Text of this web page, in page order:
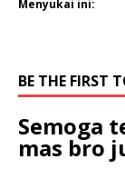
Menyukai ini:
BE THE FIRST
Semoga
mas bro